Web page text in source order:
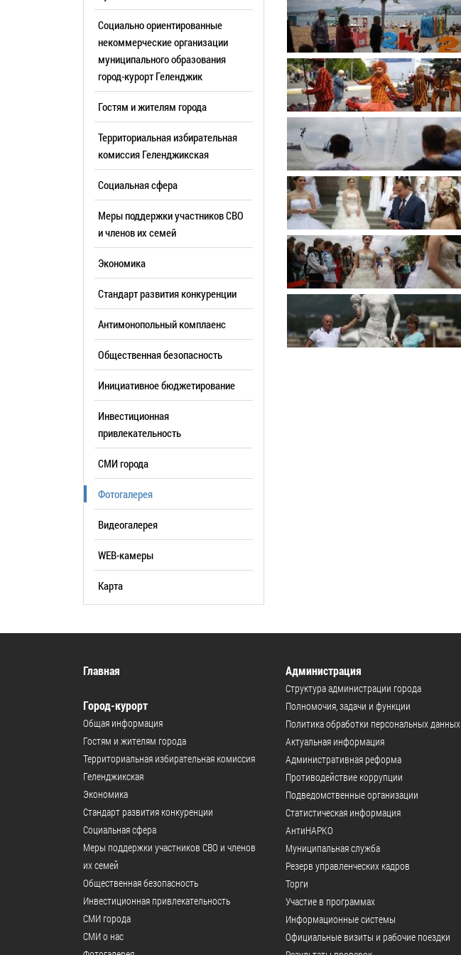
Стандарт развития конкуренции
Антимонопольный комплаенс
Общественная безопасность
Инициативное бюджетирование
Инвестиционная
Видеогалерея
РУКОВОДИТЕЛИ
Список руководителей
Резерв управленческих кадров
Торги
Сведения о нестационарных
объектах (НТО), QR-коды
Имущественная поддержка
субъектов МСП
Участие в программах
Проектная деятельность
Информационные системы
Официальные визиты и рабочие
поездки
Результаты проверок
Профсоюзные организации
Социально ориентированные
некоммерческие организации
муниципального образования
город-курорт Геленджик
Гостям и жителям города
Территориальная избирательная
комиссия Геленджикcкая
Социальная сфера
Меры поддержки участников СВО
и членов их семей
Экономика
Стандарт развития конкуренции
Антимонопольный комплаенс
Общественная безопасность
Инициативное бюджетирование
Инвестиционная
привлекательность
СМИ города
Фотогалерея
Видеогалерея
WEB-камеры
Карта
Главная
Город-курорт
Общая информация
Гостям и жителям города
Территориальная избирательная комиссия
Геленджикcкая
Экономика
Стандарт развития конкуренции
Социальная сфера
Меры поддержки участников СВО и членов
их семей
Общественная безопасность
Инвестиционная привлекательность
СМИ города
СМИ о нас
Администрация
Структура администрации города
Полномочия, задачи и функции
Политика обработки персональных данных
Актуальная информация
Административная реформа
Противодействие коррупции
Подведомственные организации
Статистическая информация
АнтиНАРКО
Муниципальная служба
Резерв управленческих кадров
Торги
Участие в программах
Информационные системы
Официальные визиты и рабочие поездки